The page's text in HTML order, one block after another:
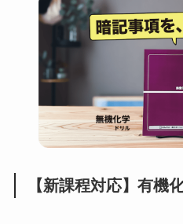
【新課程対応】有機